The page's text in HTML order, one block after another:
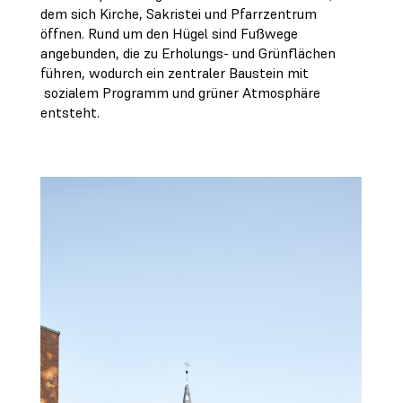
dem sich Kirche, Sakristei und Pfarrzentrum
öffnen. Rund um den Hügel sind Fußwege
angebunden, die zu Erholungs- und Grünflächen
führen, wodurch ein zentraler Baustein mit
sozialem Programm und grüner Atmosphäre
entsteht.